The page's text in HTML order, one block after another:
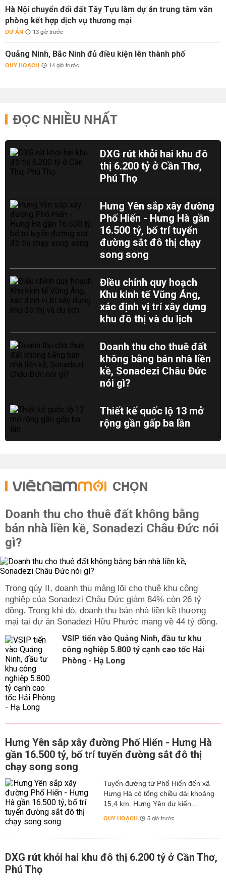
Hà Nội chuyển đổi đất Tây Tựu làm dự án trung tâm văn
phòng kết hợp dịch vụ thương mại
DỰ ÁN 13 giờ trước
Quảng Ninh, Bắc Ninh đủ điều kiện lên thành phố
QUY HOẠCH 14 giờ trước
ĐỌC NHIỀU NHẤT
DXG rút khỏi hai khu đô
thị 6.200 tỷ ở Cần Thơ,
Phú Thọ
Hưng Yên sắp xây đường
Phố Hiến - Hưng Hà gần
16.500 tỷ, bố trí tuyến
đường sắt đô thị chạy
song song
Điều chỉnh quy hoạch
Khu kinh tế Vũng Áng,
xác định vị trí xây dựng
khu đô thị và du lịch
Doanh thu cho thuê đất
không bằng bán nhà liền
kề, Sonadezi Châu Đức
nói gì?
Thiết kế quốc lộ 13 mở
rộng gần gấp ba lần
CHỌN
Doanh thu cho thuê đất không bằng
bán nhà liền kề, Sonadezi Châu Đức nói
gì?
Trong qúy II, doanh thu mảng lõi cho thuê khu công
nghiệp của Sonadezi Châu Đức giảm 84% còn 26 tỷ
đồng. Trong khi đó, doanh thu bán nhà liền kề thương
mại tại dự án Sonadezi Hữu Phước mang về 44 tỷ đồng.
VSIP tiến vào Quảng Ninh, đầu tư khu
công nghiệp 5.800 tỷ cạnh cao tốc Hải
Phòng - Hạ Long
Hưng Yên sắp xây đường Phố Hiến - Hưng Hà
gần 16.500 tỷ, bố trí tuyến đường sắt đô thị
chạy song song
Tuyến đường từ Phố Hiến đến xã
Hưng Hà có tổng chiều dài khoảng
15,4 km. Hưng Yên dự kiến...
QUY HOẠCH 5 giờ trước
DXG rút khỏi hai khu đô thị 6.200 tỷ ở Cần Thơ,
Phú Thọ